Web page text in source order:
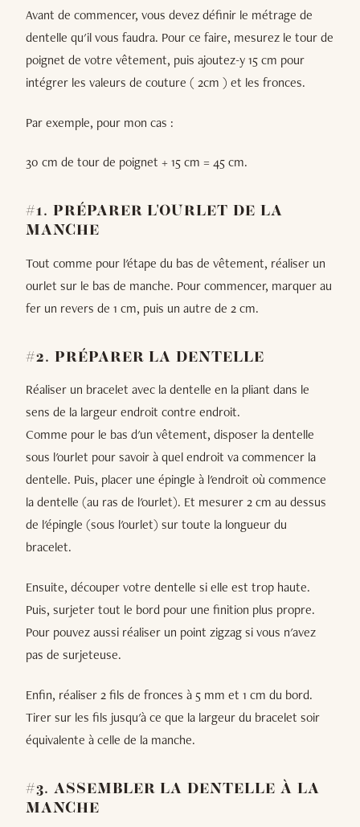
Avant de commencer, vous devez définir le métrage de
dentelle qu'il vous faudra. Pour ce faire, mesurez le tour de
poignet de votre vêtement, puis ajoutez-y 15 cm pour
intégrer les valeurs de couture ( 2cm ) et les fronces.
Par exemple, pour mon cas :
30 cm de tour de poignet + 15 cm = 45 cm.
#1. PRÉPARER L'OURLET DE LA
MANCHE
Tout comme pour l'étape du bas de vêtement, réaliser un
ourlet sur le bas de manche. Pour commencer, marquer au
fer un revers de 1 cm, puis un autre de 2 cm.
#2. PRÉPARER LA DENTELLE
Réaliser un bracelet avec la dentelle en la pliant dans le
sens de la largeur endroit contre endroit.
Comme pour le bas d'un vêtement, disposer la dentelle
sous l'ourlet pour savoir à quel endroit va commencer la
dentelle. Puis, placer une épingle à l'endroit où commence
la dentelle (au ras de l'ourlet). Et mesurer 2 cm au dessus
de l'épingle (sous l'ourlet) sur toute la longueur du
bracelet.
Ensuite, découper votre dentelle si elle est trop haute.
Puis, surjeter tout le bord pour une finition plus propre.
Pour pouvez aussi réaliser un point zigzag si vous n'avez
pas de surjeteuse.
Enfin, réaliser 2 fils de fronces à 5 mm et 1 cm du bord.
Tirer sur les fils jusqu'à ce que la largeur du bracelet soir
équivalente à celle de la manche.
#3. ASSEMBLER LA DENTELLE À LA
MANCHE